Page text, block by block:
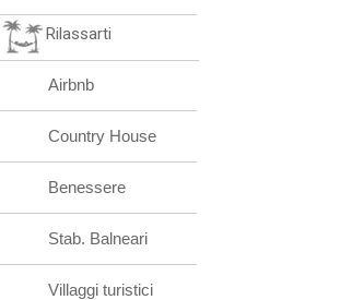
Rilassarti
Airbnb
Country House
Benessere
Stab. Balneari
Villaggi turistici